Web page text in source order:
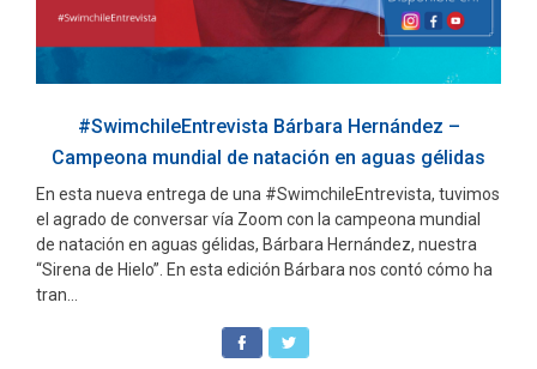
#SwimchileEntrevista Bárbara Hernández –
Campeona mundial de natación en aguas gélidas
En esta nueva entrega de una #SwimchileEntrevista, tuvimos
el agrado de conversar vía Zoom con la campeona mundial
de natación en aguas gélidas, Bárbara Hernández, nuestra
“Sirena de Hielo”. En esta edición Bárbara nos contó cómo ha
tran...